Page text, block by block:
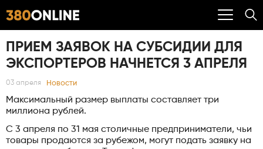
ПРИЕМ ЗАЯВОК НА СУБСИДИИ ДЛЯ
ЭКСПОРТЕРОВ НАЧНЕТСЯ 3 АПРЕЛЯ
03 апреля Новости
Максимальный размер выплаты составляет три
миллиона рублей.
С 3 апреля по 31 мая столичные предприниматели, чьи
товары продаются за рубежом, могут подать заявку на